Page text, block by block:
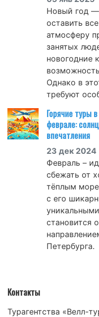
Новый год —
оставить
атмосферу
занятых
новогодние
Однако в
требуют
Горячие туры
феврале:
впечатления
23 дек 2024
Февраль –
сбежать от
тёплым
с его
становится
Петербурга.
Контакты
Турагентства «Велл-